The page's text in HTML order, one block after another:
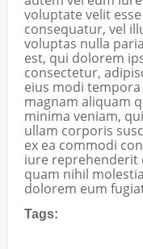
voluptate velit
consequatur, vel
voluptas nulla
est, qui dolorem
consectetur,
eius modi
magnam aliquam
minima veniam,
ullam corporis
ex ea commodi
iure reprehenderit
quam nihil
dolorem eum
Tags: